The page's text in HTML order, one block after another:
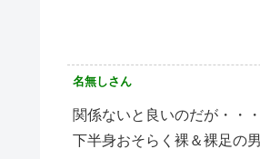
名無しさん
関係ないと良いのだが・・
下半身おそらく裸＆裸足の